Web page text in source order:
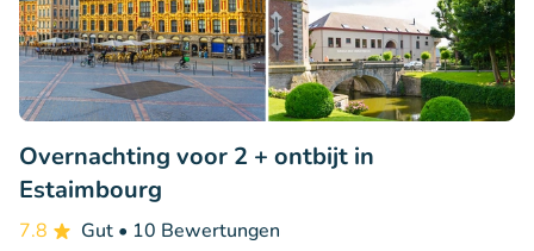
Overnachting voor 2 + ontbijt in
Estaimbourg
7.8 Gut • 10 Bewertungen